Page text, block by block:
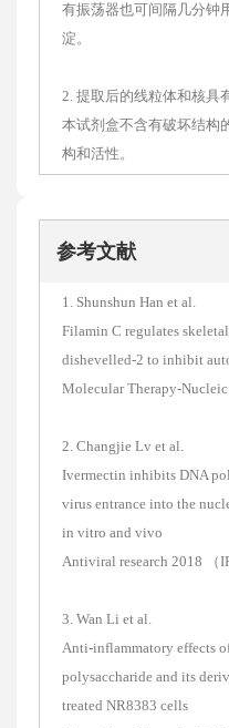
有振荡器也可间隔几分钟
淀。
2. 提取后的线粒体和核具
本试剂盒不含有破坏结构
构和活性。
参考文献
1. Shunshun Han et al.
Filamin C regulates
dishevelled-2 to inhibit
Molecular Therapy-Nucleic
2. Changjie Lv et al.
Ivermectin inhibits DNA
virus entrance into the
in vitro and vivo
Antiviral research 2018 （
3. Wan Li et al.
Anti-inflammatory effects
polysaccharide and its
treated NR8383 cells